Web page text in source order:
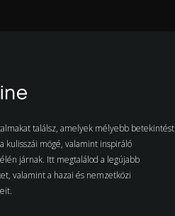
találsz, amelyek mélyebb betekintést
kulisszái mögé, valamint inspiráló
járnak. Itt megtalálod a legújabb
valamint a hazai és nemzetközi